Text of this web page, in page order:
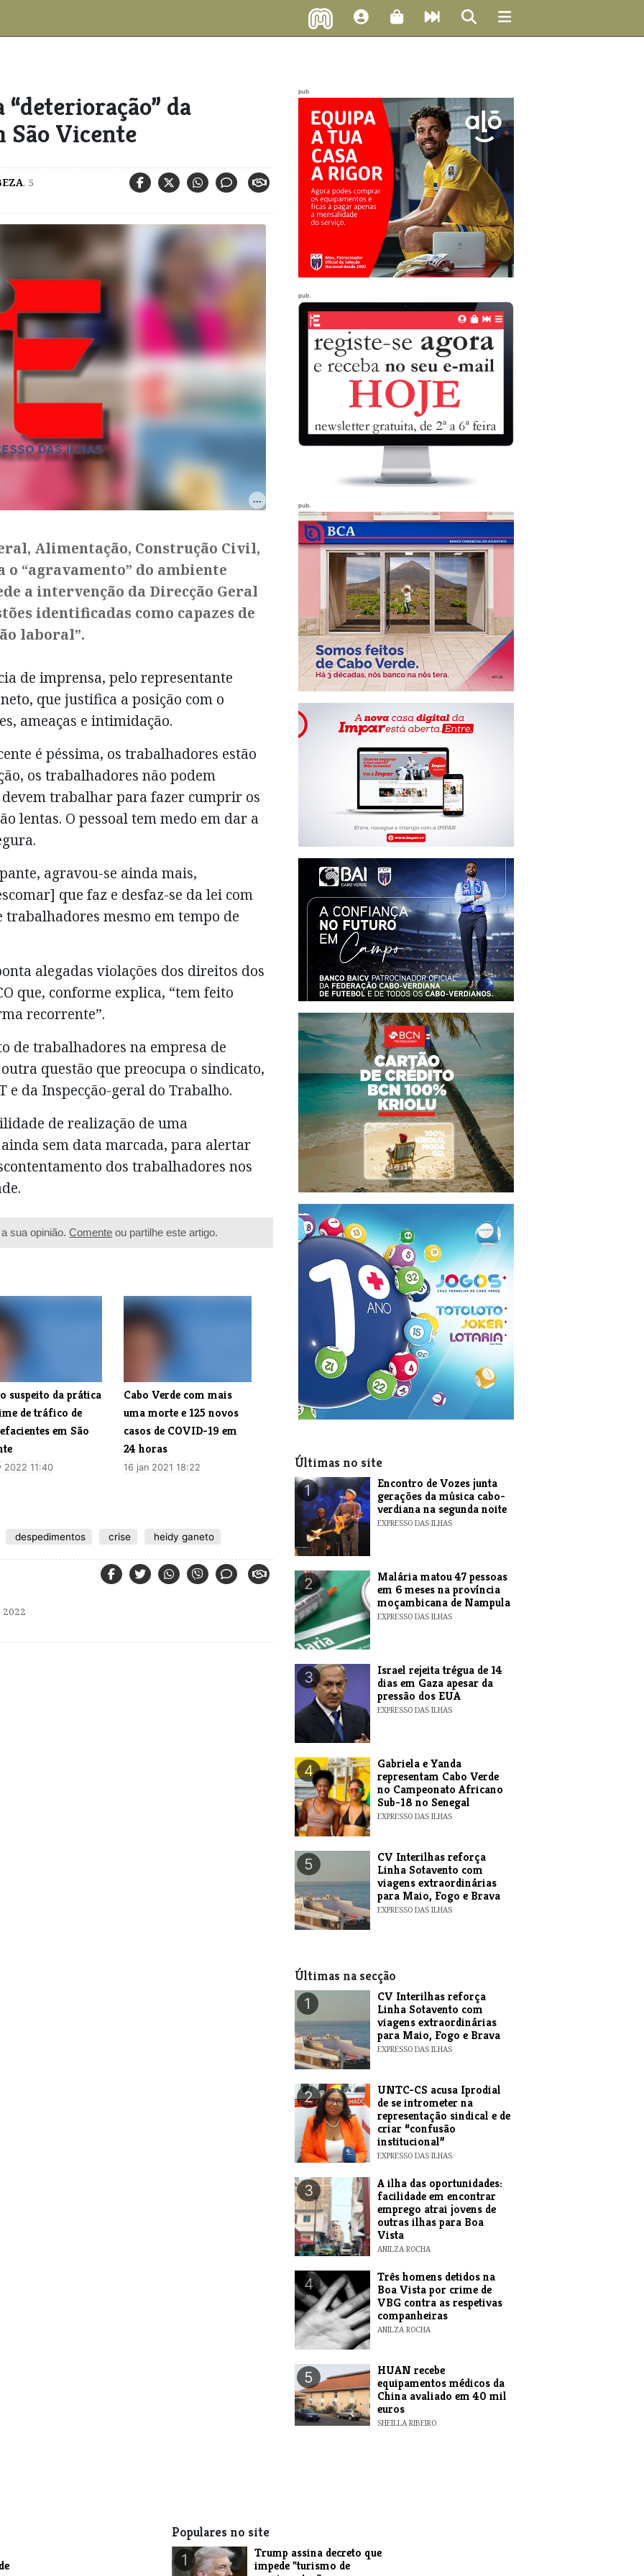
da
São Vicente
, 5
Alimentação, Construção Civil,
o “agravamento” do ambiente
a intervenção da Direcção Geral
identificadas como capazes de
laboral”.
de imprensa, pelo representante
que justifica a posição com o
ameaças e intimidação.
é péssima, os trabalhadores estão
os trabalhadores não podem
trabalhar para fazer cumprir os
lentas. O pessoal tem medo em dar a
agravou-se ainda mais,
que faz e desfaz-se da lei com
trabalhadores mesmo em tempo de
alegadas violações dos direitos dos
que, conforme explica, “tem feito
recorrente”.
de trabalhadores na empresa de
questão que preocupa o sindicato,
e da Inspecção-geral do Trabalho.
de realização de uma
sem data marcada, para alertar
dos trabalhadores nos
sua opinião.Comente ou partilhe este artigo.
suspeito da prática
de tráfico de
em São
2022 11:40
​Cabo Verde com mais
uma morte e 125 novos
casos de COVID-19 em
24 horas
16 jan 2021 18:22
despedimentos crise heidy ganeto
pub
pub.
pub.
Últimas no site
1
Encontro de Vozes junta
gerações da música cabo-
verdiana na segunda noite
EXPRESSO DAS ILHAS
2
​Malária matou 47 pessoas
em 6 meses na província
moçambicana de Nampula
EXPRESSO DAS ILHAS
3
​Israel rejeita trégua de 14
dias em Gaza apesar da
pressão dos EUA
EXPRESSO DAS ILHAS
4
Gabriela e Yanda
representam Cabo Verde
no Campeonato Africano
Sub-18 no Senegal
EXPRESSO DAS ILHAS
5
​CV Interilhas reforça
Linha Sotavento com
viagens extraordinárias
para Maio, Fogo e Brava
EXPRESSO DAS ILHAS
Últimas na secção
1
​CV Interilhas reforça
Linha Sotavento com
viagens extraordinárias
para Maio, Fogo e Brava
EXPRESSO DAS ILHAS
2
UNTC-CS acusa Iprodial
de se intrometer na
representação sindical e de
criar “confusão
institucional”
EXPRESSO DAS ILHAS
3
A ilha das oportunidades:
facilidade em encontrar
emprego atrai jovens de
outras ilhas para Boa
Vista
ANILZA ROCHA
4
Três homens detidos na
Boa Vista por crime de
VBG contra as respetivas
companheiras
ANILZA ROCHA
5
HUAN recebe
equipamentos médicos da
China avaliado em 40 mil
euros
SHEILLA RIBEIRO
Populares no site
1
Trump assina decreto que
impede "turismo de